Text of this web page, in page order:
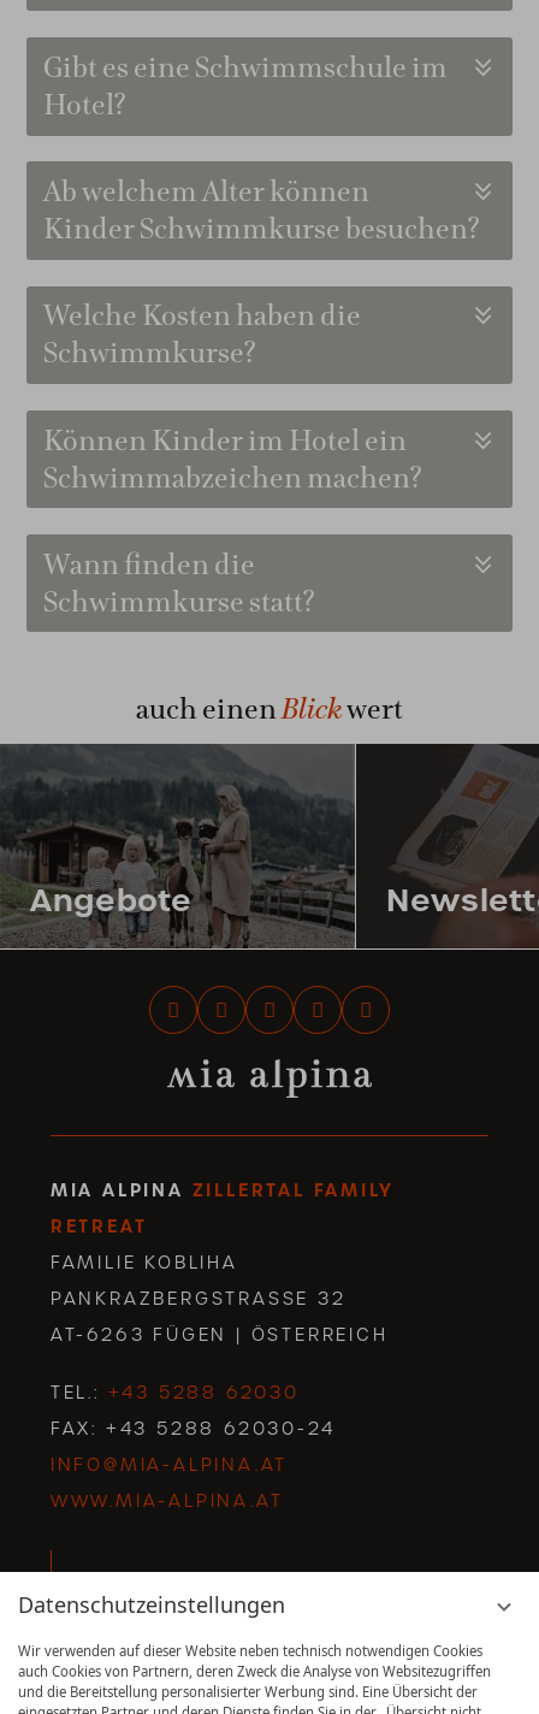
Datenschutzeinstellungen
Wir verwenden auf dieser Website neben technisch notwendigen Cookies
auch Cookies von Partnern, deren Zweck die Analyse von Websitezugriffen
und die Bereitstellung personalisierter Werbung sind. Eine Übersicht der
Gibt es eine Schwimmschule im
Hotel?
Ab welchem Alter können
Kinder Schwimmkurse besuchen?
Welche Kosten haben die
Schwimmkurse?
Können Kinder im Hotel ein
Schwimmabzeichen machen?
Wann finden die
Schwimmkurse statt?
auch einenBlickwert
Angebote
MIA ALPINA ZILLERTAL FAMILY
RETREAT
FAMILIE KOBLIHA
PANKRAZBERGSTRASSE 32
AT-6263 FÜGEN | ÖSTERREICH
TEL.: +43 5288 62030
FAX: +43 5288 62030-24
INFO@MIA-ALPINA.AT
WWW.MIA-ALPINA.AT
Suchbegriff
eingeben
Suchen